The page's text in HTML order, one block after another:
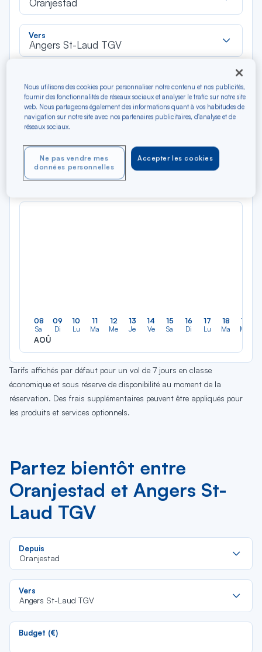
Oranjestad
Vers
Angers St-Laud TGV
Aller-Retour Aller simple
Filtrer Vider
Précédent
AOÛ 2026
N/A*
Aller / Retour — Économique
08
Sa
AOÛ
09
Di
10
Lu
11
Ma
12
Me
13
Je
14
Ve
15
Sa
16
Di
17
Lu
18
Ma
19
Me
Tarifs affichés par défaut pour un vol de 7 jours en classe
économique et sous réserve de disponibilité au moment de la
réservation. Des frais supplémentaires peuvent être appliqués pour
les produits et services optionnels.
Partez bientôt entre
Oranjestad et Angers St-
Laud TGV
Depuis
Oranjestad
Vers
Angers St-Laud TGV
Budget (€)
Nous utilisons des cookies pour personnaliser notre contenu et nos publicités,
fournir des fonctionnalités de réseaux sociaux et analyser le trafic sur notre site
web. Nous partageons également des informations quant à vos habitudes de
navigation sur notre site avec nos partenaires publicitaires, d'analyse et de
réseaux sociaux.
Accepter les cookies
Ne pas vendre mes
données personnelles